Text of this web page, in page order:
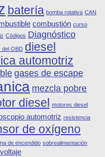
batería bomba rotativa CAN
combustión curso
Códigos Diagnóstico
del OBD diesel
automotriz
gases de escape
mezcla pobre
diesel motores diesel
automotriz resistencia
de oxígeno
de encendido sobrealimentación
voltaje